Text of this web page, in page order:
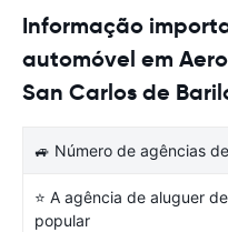
Informação
automóvel em
San Carlos de
🚙 Número de agências
⭐ A agência de aluguer
popular